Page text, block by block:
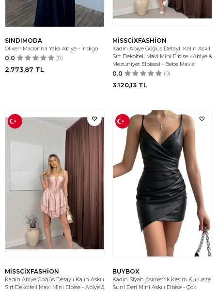
SINDIMODA
Oliverr Madonna Yaka Abiye - İndigo
0.0 (0)
2.773,87 TL
MİSSCİXFASHİON
Kadın Abiye Göğüs Detaylı Kalın Askılı
Sırt Dekolteli Mavi Mini Elbise - Abiye &
Mezuniyet Elbisesi - Bebe Mavisi
0.0 (0)
3.120,13 TL
MİSSCİXFASHİON
Kadın Abiye Göğüs Detaylı Kalın Askılı
Sırt Dekolteli Mavi Mini Elbise - Abiye &
BUYBOX
Kadın Siyah Asimetrik Kesim Kuruaze
Suni Deri Mini Askılı Elbise - Çok